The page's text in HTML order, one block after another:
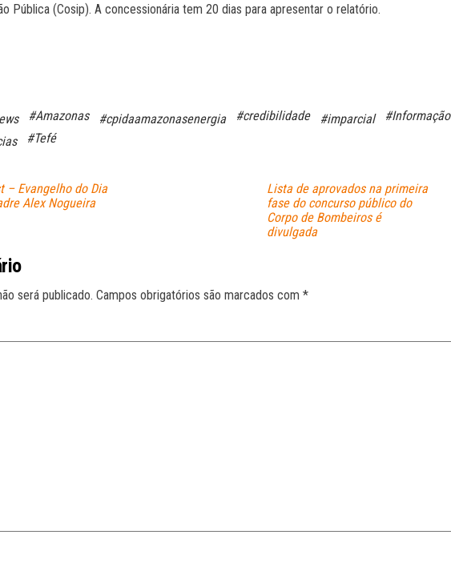
Pública (Cosip). A concessionária tem 20 dias para apresentar o relatório.
#Amazonas #cpidaamazonasenergia #credibilidade #imparcial
#Informação
#Tefé
– Evangelho do Dia
Alex Nogueira
Lista de aprovados na primeira
fase do concurso público do
Corpo de Bombeiros é
divulgada
será publicado. Campos obrigatórios são marcados com *